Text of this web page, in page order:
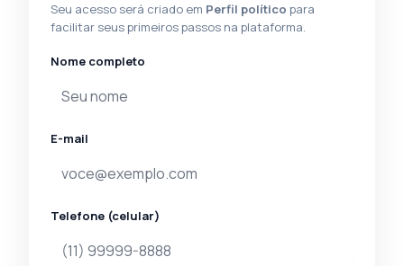
Seu acesso será criado em Perfil político para
facilitar seus primeiros passos na plataforma.
Nome completo
E-mail
Telefone (celular)